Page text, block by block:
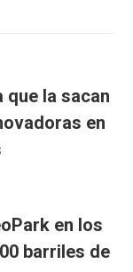
que la sacan
en
en los
barriles de